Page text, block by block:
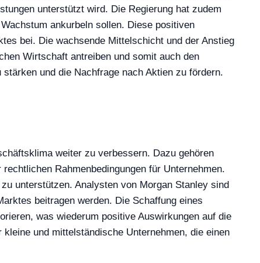
unterstützt wird. Die Regierung hat zudem
ankurbeln sollen. Diese positiven
bei. Die wachsende Mittelschicht und der Anstieg
Wirtschaft antreiben und somit auch den
und die Nachfrage nach Aktien zu fördern.
weiter zu verbessern. Dazu gehören
Rahmenbedingungen für Unternehmen.
unterstützen. Analysten von Morgan Stanley sind
beitragen werden. Die Schaffung eines
was wiederum positive Auswirkungen auf die
und mittelständische Unternehmen, die einen